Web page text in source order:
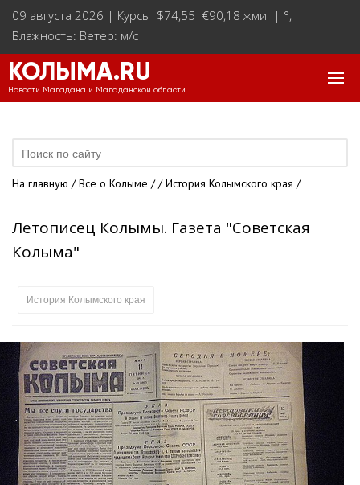
09 августа 2026 | Курсы $74,55 €90,18 жми | °,
Влажность: Ветер: м/с
КОЛЫМА.RU
Новости Магадана и Магаданской области
На главную /Все о Колыме //История Колымского края /
Летописец Колымы. Газета "Советская
Колыма"
История Колымского края